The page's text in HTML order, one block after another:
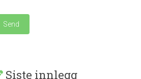
Siste innlegg